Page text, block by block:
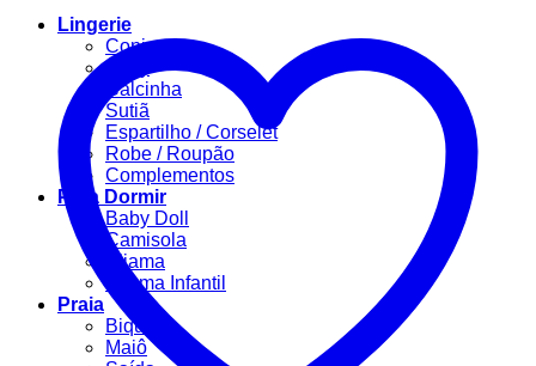
Lingerie
Conjuntos
Body
Calcinha
Sutiã
Espartilho / Corselet
Robe / Roupão
Complementos
Para Dormir
Baby Doll
Camisola
Pijama
Pijama Infantil
Praia
Biquíni
Maiô